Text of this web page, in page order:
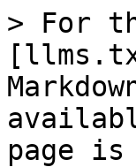
> For
page is